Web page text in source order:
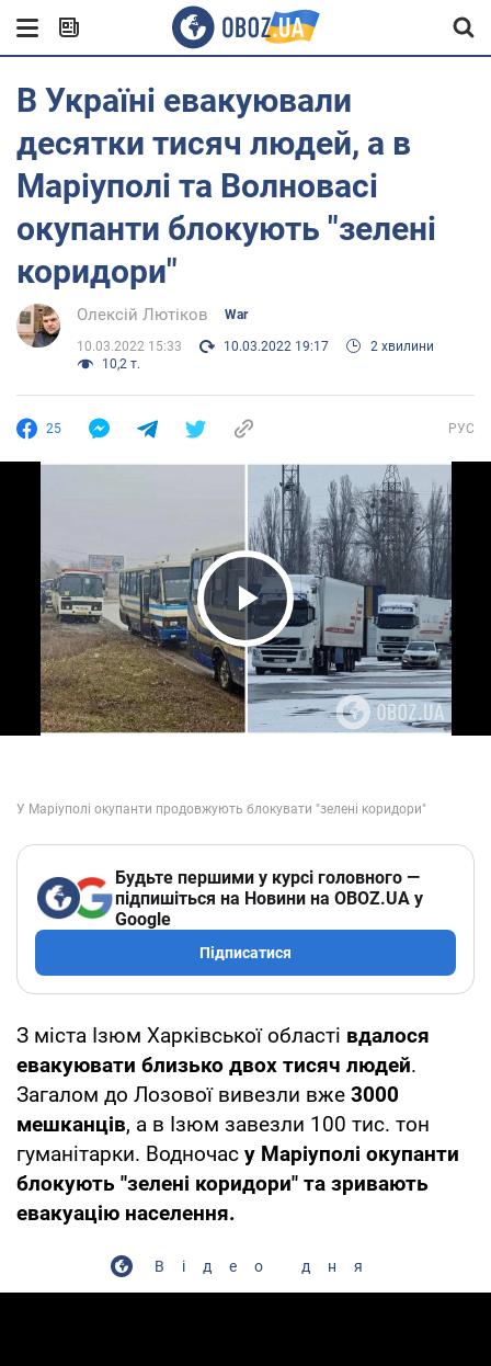
В Україні евакуювали
десятки тисяч людей, а в
Маріуполі та Волновасі
окупанти блокують "зелені
коридори"
Олексій Лютіков War
10.03.2022 15:33 10.03.2022 19:17
2 хвилини
10,2 т.
25 РУС
Play Video
Будьте першими у курсі головного —
підпишіться на Новини на OBOZ.UA у
Google
Підписатися
З міста Ізюм Харківської області вдалося
евакуювати близько двох тисяч людей.
Загалом до Лозової вивезли вже 3000
мешканців, а в Ізюм завезли 100 тис. тон
гуманітарки. Водночас у Маріуполі окупанти
блокують "зелені коридори" та зривають
евакуацію населення.
Відео дня